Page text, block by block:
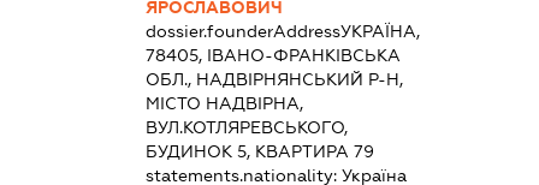
ЯРОСЛАВОВИЧ
dossier.founderAddressУКРАЇНА,
78405, ІВАНО-ФРАНКІВСЬКА
ОБЛ., НАДВІРНЯНСЬКИЙ Р-Н,
МІСТО НАДВІРНА,
ВУЛ.КОТЛЯРЕВСЬКОГО,
БУДИНОК 5, КВАРТИРА 79
statements.nationality: Україна